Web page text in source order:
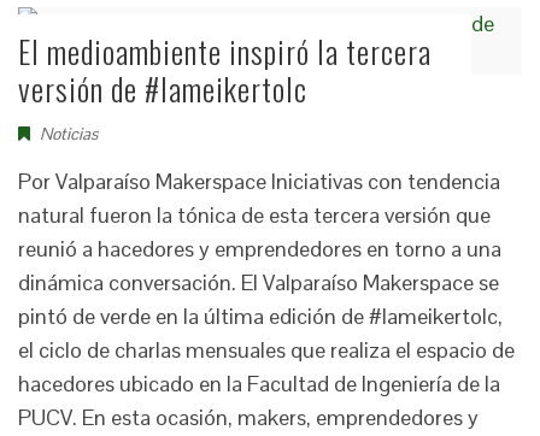
El medioambiente inspiró la tercera
versión de #lameikertolc
Noticias
Por Valparaíso Makerspace Iniciativas con tendencia
natural fueron la tónica de esta tercera versión que
reunió a hacedores y emprendedores en torno a una
dinámica conversación. El Valparaíso Makerspace se
pintó de verde en la última edición de #lameikertolc,
el ciclo de charlas mensuales que realiza el espacio de
hacedores ubicado en la Facultad de Ingeniería de la
PUCV. En esta ocasión, makers, emprendedores y